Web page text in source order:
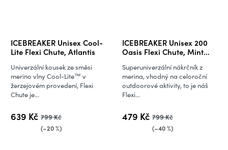
ICEBREAKER Unisex Cool-
Lite Flexi Chute, Atlantis
639 Kč 799 Kč
(–20 %)
Univerzální kousek ze směsi
merino vlny Cool-Lite™ v
žerzejovém provedení, Flexi
Chute je...
ICEBREAKER Unisex 200
Oasis Flexi Chute, Mint
479 Kč 799 Kč
(–40 %)
Superuniverzální nákrčník z
merina, vhodný na celoroční
outdoorové aktivity, to je náš
Flexi...